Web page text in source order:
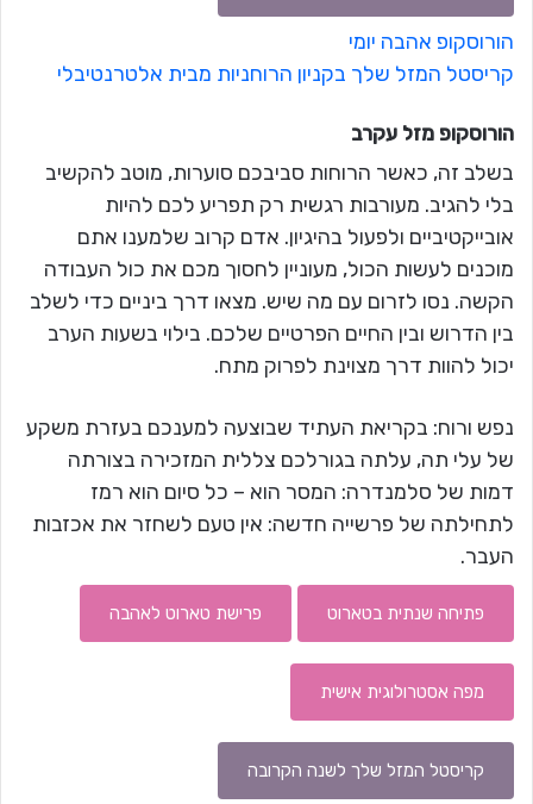
הורוסקופ אהבה יומי
קריסטל המזל שלך בקניון הרוחניות מבית אלטרנטיבלי
הורוסקופ מזל עקרב
בשלב זה, כאשר הרוחות סביבכם סוערות, מוטב להקשיב
בלי להגיב. מעורבות רגשית רק תפריע לכם להיות
אובייקטיביים ולפעול בהיגיון. אדם קרוב שלמענו אתם
מוכנים לעשות הכול, מעוניין לחסוך מכם את כול העבודה
הקשה. נסו לזרום עם מה שיש. מצאו דרך ביניים כדי לשלב
בין הדרוש ובין החיים הפרטיים שלכם. בילוי בשעות הערב
יכול להוות דרך מצוינת לפרוק מתח.
נפש ורוח: בקריאת העתיד שבוצעה למענכם בעזרת משקע
של עלי תה, עלתה בגורלכם צללית המזכירה בצורתה
דמות של סלמנדרה: המסר הוא – כל סיום הוא רמז
לתחילתה של פרשייה חדשה: אין טעם לשחזר את אכזבות
העבר.
פתיחה שנתית בטארוט פרישת טארוט לאהבה
מפה אסטרולוגית אישית
קריסטל המזל שלך לשנה הקרובה